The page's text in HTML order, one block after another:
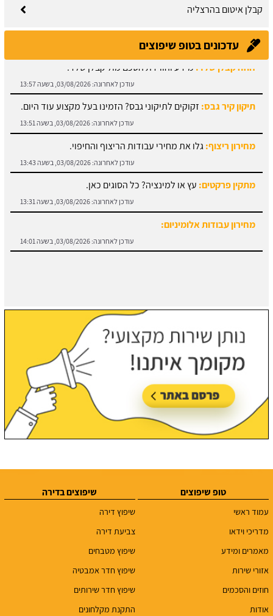
קבלן איטום בהרצליה
עדכונים בטופ שיפוצים
זקוקים לתיקוני גבס? הזמינו בעל מקצוע עוד היום.
עודכן לאחרונה:03/08/2026, בשעה 13:51
גלו את מחירי עבודות הריצוף והחיפוי.
עודכן לאחרונה:03/08/2026, בשעה 13:43
עץ או למינציה? כל הסוגים כאן.
עודכן לאחרונה:03/08/2026, בשעה 13:31
עודכן לאחרונה:03/08/2026, בשעה 14:01
מידע והורדת הסכם מול קבלן שלד.
עודכן לאחרונה:03/08/2026, בשעה 13:57
טופ שיפוצים
עמוד ראשי
מדריכי וידאו
מאמרים ומידע
אזורי שירות
חוזים והסכמים
אודות
שיפוצים בדירה
שיפוץ דירה
צביעת דירה
שיפוץ מטבחים
שיפוץ חדר אמבטיה
שיפוץ חדר שירותים
התקנת מקלחונים